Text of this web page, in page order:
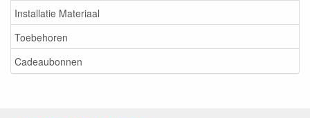
Installatie Materiaal
Toebehoren
Cadeaubonnen